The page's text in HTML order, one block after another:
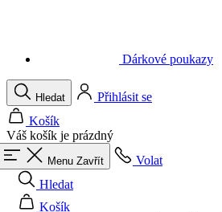
Váš košík je prázdný
Menu Zavřít
Volat
Hledat
Košík